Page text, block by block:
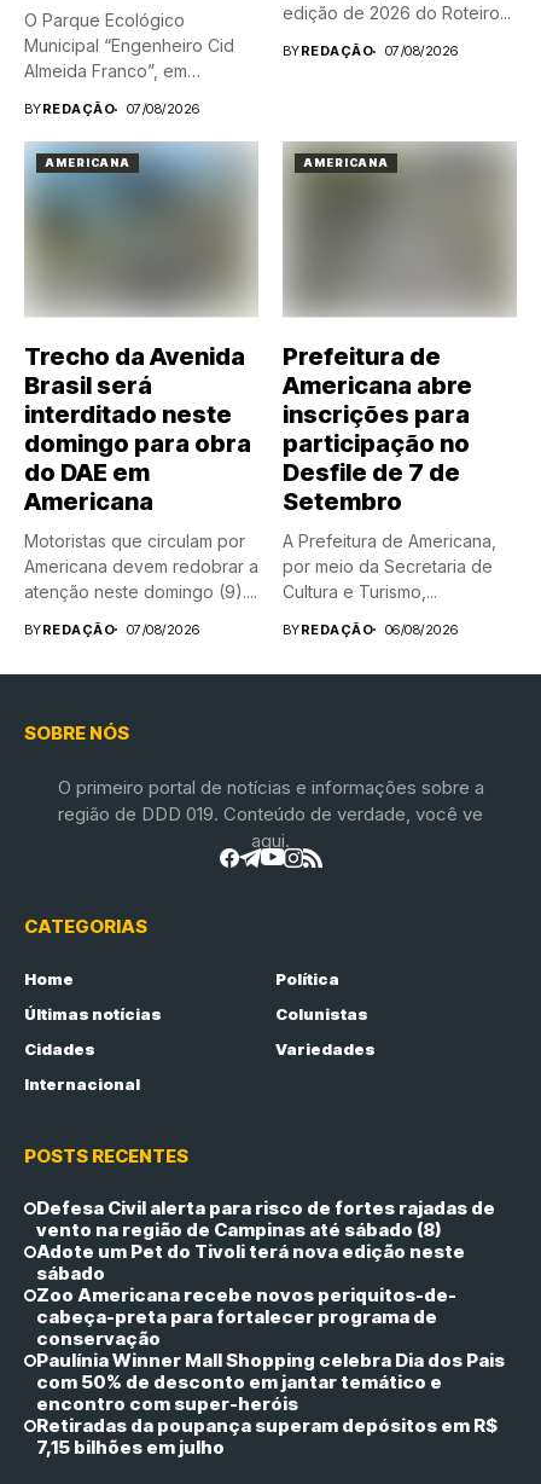
O Parque Ecológico
Municipal “Engenheiro Cid
Almeida Franco”, em
BYREDAÇÃO 07/08/2026
edição de 2026 do Roteiro...
BYREDAÇÃO 07/08/2026
AMERICANA
Trecho da Avenida
Brasil será
interditado neste
domingo para obra
do DAE em
Americana
Motoristas que circulam por
Americana devem redobrar a
atenção neste domingo (9)....
BYREDAÇÃO 07/08/2026
AMERICANA
Prefeitura de
Americana abre
inscrições para
participação no
Desfile de 7 de
Setembro
A Prefeitura de Americana,
por meio da Secretaria de
Cultura e Turismo,...
BYREDAÇÃO 06/08/2026
SOBRE NÓS
O primeiro portal de notícias e informações sobre a
região de DDD 019. Conteúdo de verdade, você ve
aqui.
CATEGORIAS
Home
Política
Últimas notícias
Colunistas
Cidades
Variedades
Internacional
POSTS RECENTES
Defesa Civil alerta para risco de fortes rajadas de
vento na região de Campinas até sábado (8)
Adote um Pet do Tivoli terá nova edição neste
sábado
Zoo Americana recebe novos periquitos-de-
cabeça-preta para fortalecer programa de
conservação
Paulínia Winner Mall Shopping celebra Dia dos Pais
com 50% de desconto em jantar temático e
encontro com super-heróis
Retiradas da poupança superam depósitos em R$
7,15 bilhões em julho